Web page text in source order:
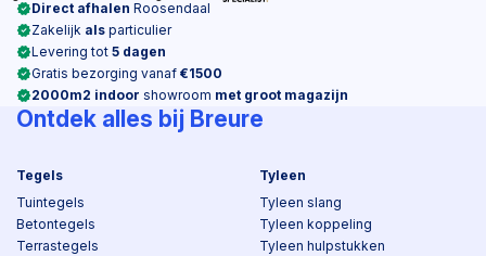
Direct afhalen Roosendaal
Zakelijk als particulier
Levering tot 5 dagen
Gratis bezorging vanaf €1500
2000m2 indoor showroom met groot magazijn
Ontdek alles bij Breure
Tegels
Tuintegels
Betontegels
Terrastegels
Tyleen
Tyleen slang
Tyleen koppeling
Tyleen hulpstukken